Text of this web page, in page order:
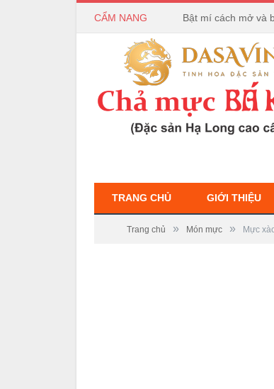
CẨM NANG Bật mí cách mở và
TRANG CHỦ GIỚI THIỆU
Trang chủ » Món mực » Mực